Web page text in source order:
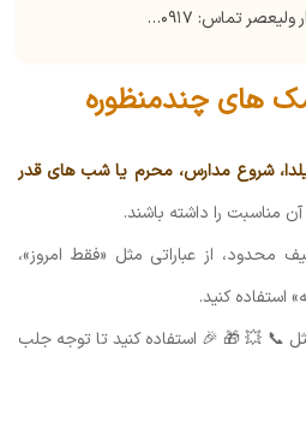
ولیعصرتماس: ۰۹۱۷…
های چندمنظوره
یلدا، شروع مدارس، محرم یا شب های قدر
مناسبت را داشته باشند.
محدود، از عباراتی مثل «فقط امروز»،
استفاده کنید.
📞 💥 🎁 🎉 استفاده کنید تا توجه جلب